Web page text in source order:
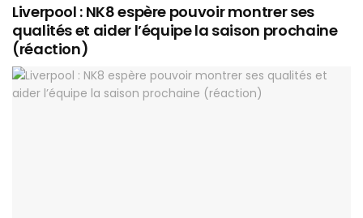
Liverpool : NK8 espère pouvoir montrer ses
qualités et aider l’équipe la saison prochaine
(réaction)